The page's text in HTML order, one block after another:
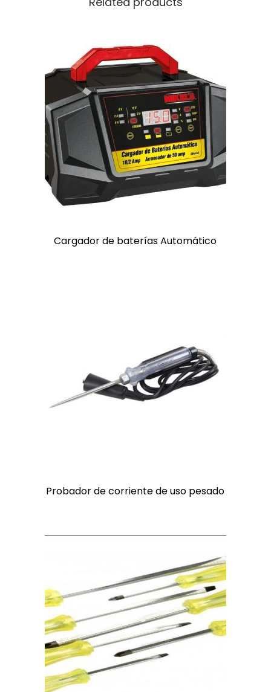
Cargador de baterías Automático
Probador de corriente de uso pesado